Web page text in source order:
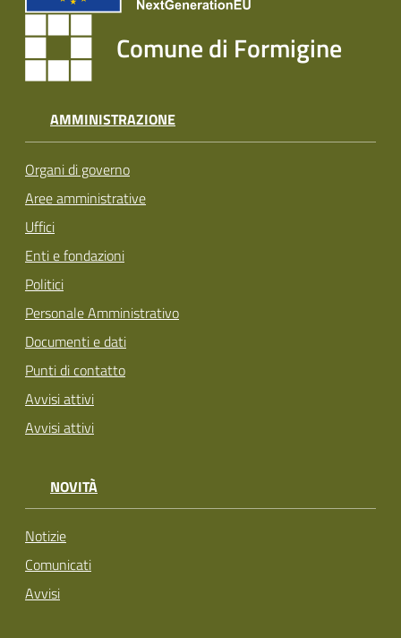
Comune di Formigine
AMMINISTRAZIONE
Organi di governo
Aree amministrative
Uffici
Enti e fondazioni
Politici
Personale Amministrativo
Documenti e dati
Punti di contatto
Avvisi attivi
Avvisi attivi
NOVITÀ
Notizie
Comunicati
Avvisi